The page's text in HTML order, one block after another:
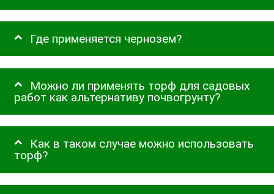
Где применяется чернозем?
Можно ли применять торф для садовых
работ как альтернативу почвогрунту?
Как в таком случае можно использовать
торф?